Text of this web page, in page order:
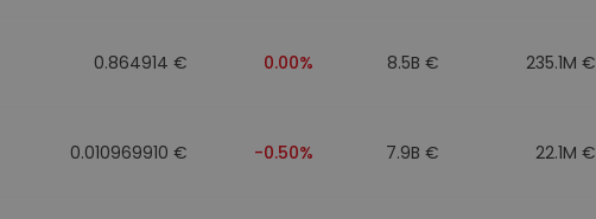
0.864914 € 0.00% 8.5B € 235.1M €
0.010969910 € -0.50% 7.9B € 22.1M €